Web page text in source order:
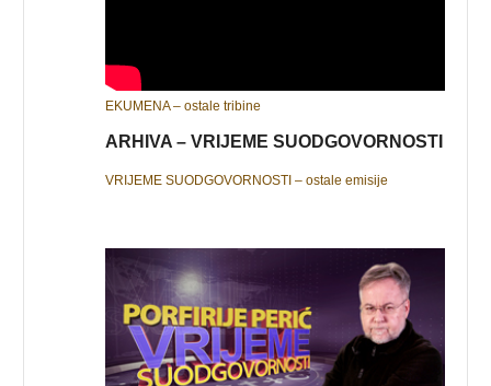
EKUMENA – ostale tribine
ARHIVA – VRIJEME SUODGOVORNOSTI
VRIJEME SUODGOVORNOSTI – ostale emisije